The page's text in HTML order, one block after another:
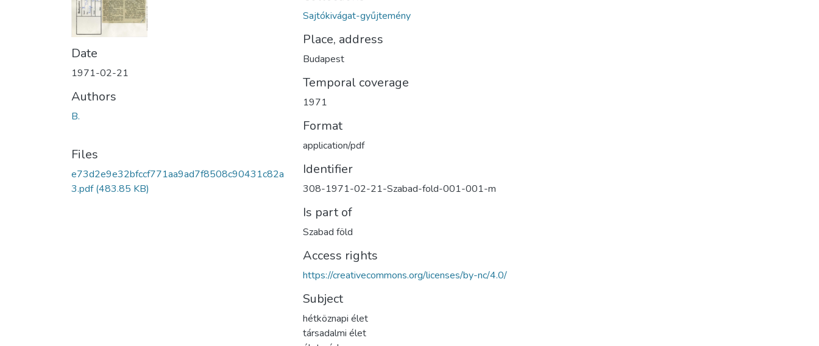
Date
1971-02-21
Authors
B.
Files
e73d2e9e32bfccf771aa9ad7f8508c90431c82a
3.pdf(483.85 KB)
Sajtókivágat-gyűjtemény
Place, address
Budapest
Temporal coverage
1971
Format
application/pdf
Identifier
308-1971-02-21-Szabad-fold-001-001-m
Is part of
Szabad föld
Access rights
https://creativecommons.org/licenses/by-nc/4.0/
Subject
hétköznapi élet
társadalmi élet